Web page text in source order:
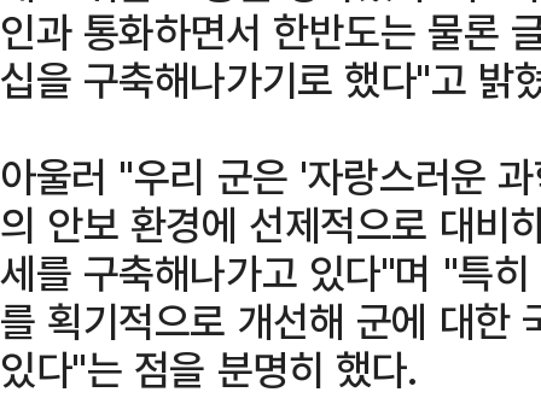
인과 통화하면서 한반도는 물론
십을 구축해나가기로 했다"고 밝
아울러 "우리 군은 '자랑스러운
의 안보 환경에 선제적으로 대비
세를 구축해나가고 있다"며 "특
를 획기적으로 개선해 군에 대한
있다"는 점을 분명히 했다.